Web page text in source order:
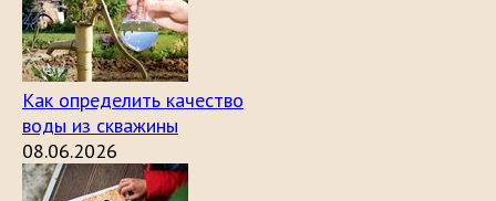
Как определить качество
воды из скважины
08.06.2026